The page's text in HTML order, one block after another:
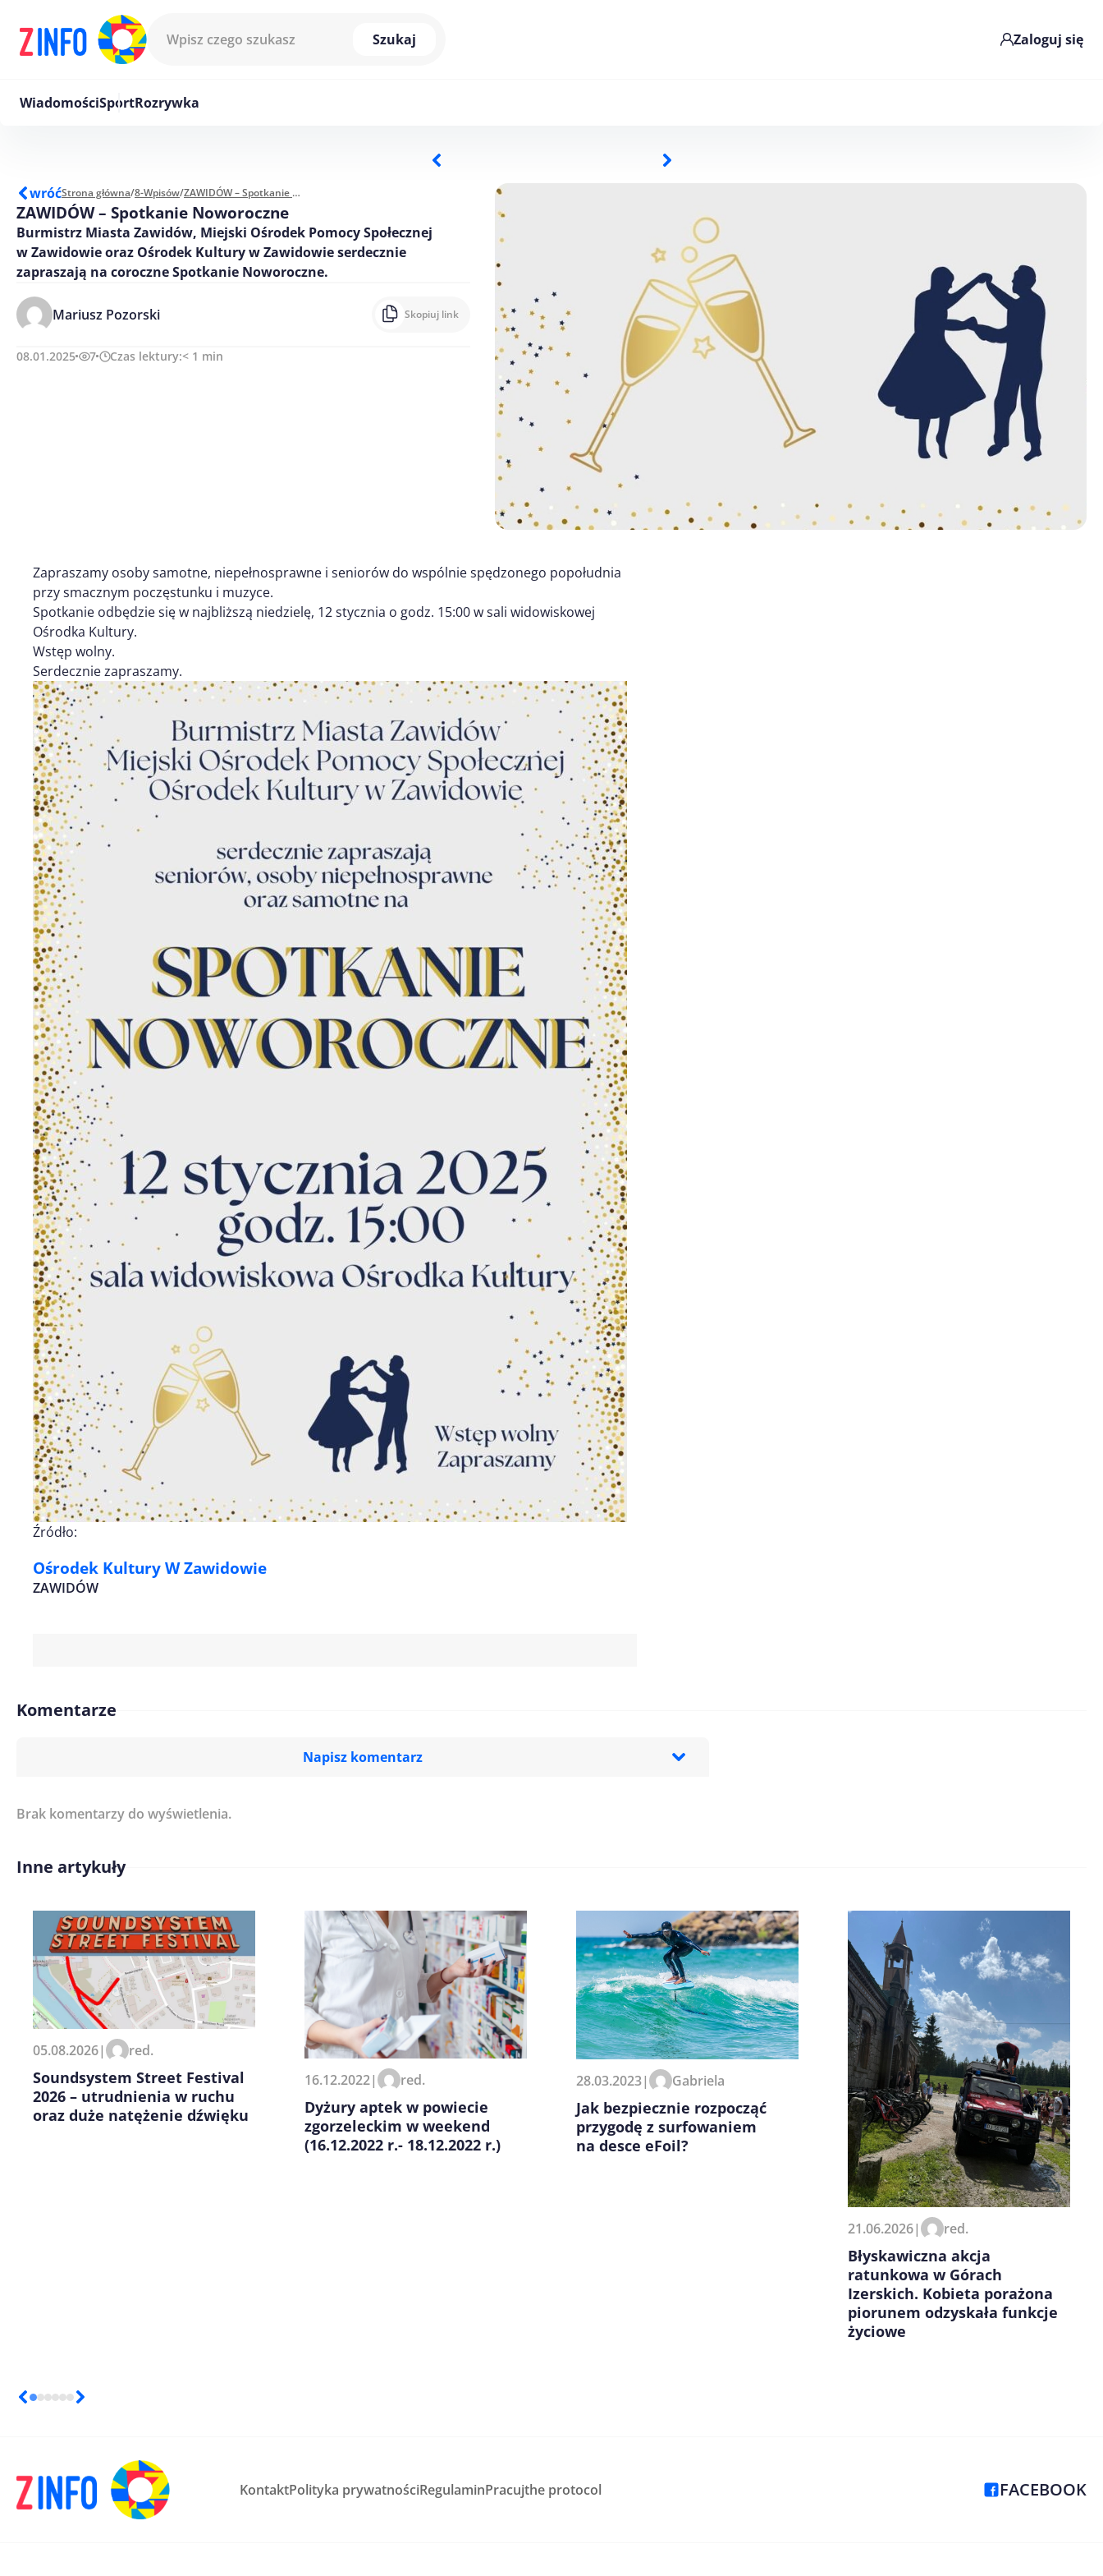
Szukaj
Zaloguj się
WiadomościSportRozrywka
wróćStrona główna/8-Wpisów/ ZAWIDÓW – Spotkanie Noworoczne
ZAWIDÓW – Spotkanie Noworoczne
Burmistrz Miasta Zawidów, Miejski Ośrodek Pomocy Społecznej
w Zawidowie oraz Ośrodek Kultury w Zawidowie serdecznie
zapraszają na coroczne Spotkanie Noworoczne.
Mariusz Pozorski Skopiuj link
08.01.2025 7 Czas lektury:< 1 min
Zapraszamy osoby samotne, niepełnosprawne i seniorów do wspólnie spędzonego popołudnia
przy smacznym poczęstunku i muzyce.
Spotkanie odbędzie się w najbliższą niedzielę, 12 stycznia o godz. 15:00 w sali widowiskowej
Ośrodka Kultury.
Wstęp wolny.
Serdecznie zapraszamy.
Źródło:
Ośrodek Kultury W Zawidowie
ZAWIDÓW
Komentarze
Napisz komentarz
Imię/ Nick*
Zapamiętaj moje dane w tej przeglądarce podczas pisania
kolejnych komentarzy.
Brak komentarzy do wyświetlenia.
Inne artykuły
05.08.2026| red.
Soundsystem Street Festival
2026 – utrudnienia w ruchu
oraz duże natężenie dźwięku
16.12.2022| red.
Dyżury aptek w powiecie
zgorzeleckim w weekend
(16.12.2022 r.- 18.12.2022 r.)
28.03.2023| Gabriela
Jak bezpiecznie rozpocząć
przygodę z surfowaniem
na desce eFoil?
21.06.2026| red.
Błyskawiczna akcja
ratunkowa w Górach
Izerskich. Kobieta porażona
piorunem odzyskała funkcje
życiowe
KontaktPolityka prywatnościRegulaminPracujthe protocol FACEBOOK